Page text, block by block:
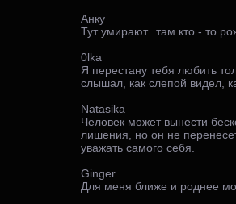
Анку
Тут умирают...там кто - то
0lka
Я перестану тебя любить
слышал, как слепой видел,
Natasika
Человек может вынести
лишения, но он не
уважать самого себя.
Ginger
Для меня ближе и роднее